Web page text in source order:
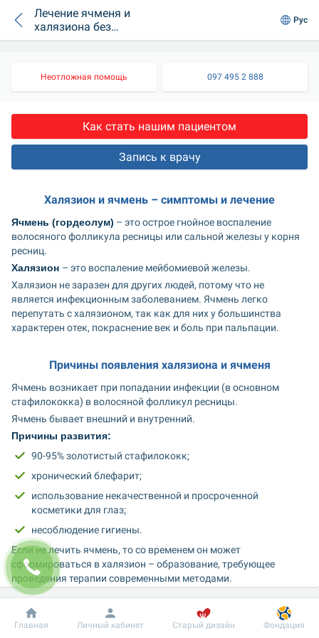
Лечение ячменя и
халязиона без
операции и
Рус
Неотложная помощь 097 495 2 888
Запись к врачу
Халязион и ячмень – симптомы и лечение
Ячмень (гордеолум) – это острое гнойное воспаление
волосяного фолликула ресницы или сальной железы у корня
ресниц.
Халязион – это воспаление мейбомиевой железы.
Халязион не заразен для других людей, потому что не
является инфекционным заболеванием. Ячмень легко
перепутать с халязионом, так как для них у большинства
характерен отек, покраснение век и боль при пальпации.
Причины появления халязиона и ячменя
Ячмень возникает при попадании инфекции (в основном
стафилококка) в волосяной фолликул ресницы.
Ячмень бывает внешний и внутренний.
Причины развития:
90-95% золотистый стафилококк;
хронический блефарит;
использование некачественной и просроченной
косметики для глаз;
несоблюдение гигиены.
Если не лечить ячмень, то со временем он может
сформироваться в халязион – образование, требующее
проведения терапии современными методами.
Добробут Информация Пациенту
Главная Личный кабинет Старый дизайн Фондация